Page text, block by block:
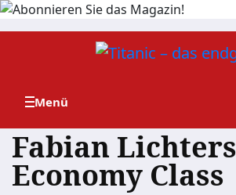
Zum
Fabian Lichters
Economy Class